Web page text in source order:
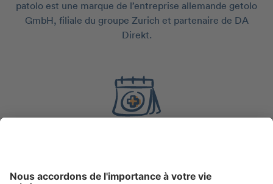
patolo est une marque de l’entreprise allemande getolo
GmbH, filiale du groupe Zurich et partenaire de DA
Direkt.